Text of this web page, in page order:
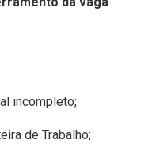
incompleto;
de Trabalho;